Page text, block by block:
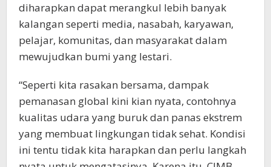
diharapkan dapat merangkul lebih banyak
kalangan seperti media, nasabah, karyawan,
pelajar, komunitas, dan masyarakat dalam
mewujudkan bumi yang lestari.
“Seperti kita rasakan bersama, dampak
pemanasan global kini kian nyata, contohnya
kualitas udara yang buruk dan panas ekstrem
yang membuat lingkungan tidak sehat. Kondisi
ini tentu tidak kita harapkan dan perlu langkah